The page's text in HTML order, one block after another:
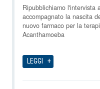
08-08-2026
Ripubblichiamo l'intervista
accompagnato la nascita
nuovo farmaco per la
Acanthamoeba
LEGGI